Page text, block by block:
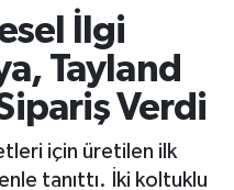
İlgi
Tayland
Verdi
için üretilen ilk
tanıttı. İki koltuklu